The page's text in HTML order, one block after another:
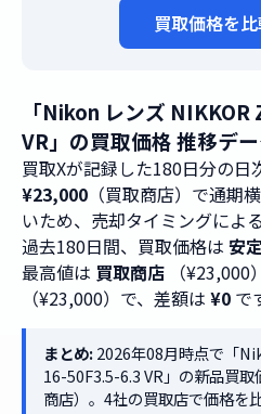
買取価格を
「Nikon レンズ
VR」の買取価格 推移デ
買取Xが記録した180日分の
¥23,000 （買取商店）で通期
いため、売却タイミングによ
過去180日間、買取価格は 安
最高値は 買取商店 （¥23,000
（¥23,000）で、差額は ¥0 で
まとめ:2026年08月時点で「
16-50F3.5-6.3 VR」の新品買取
商店）。4社の買取店で価格を